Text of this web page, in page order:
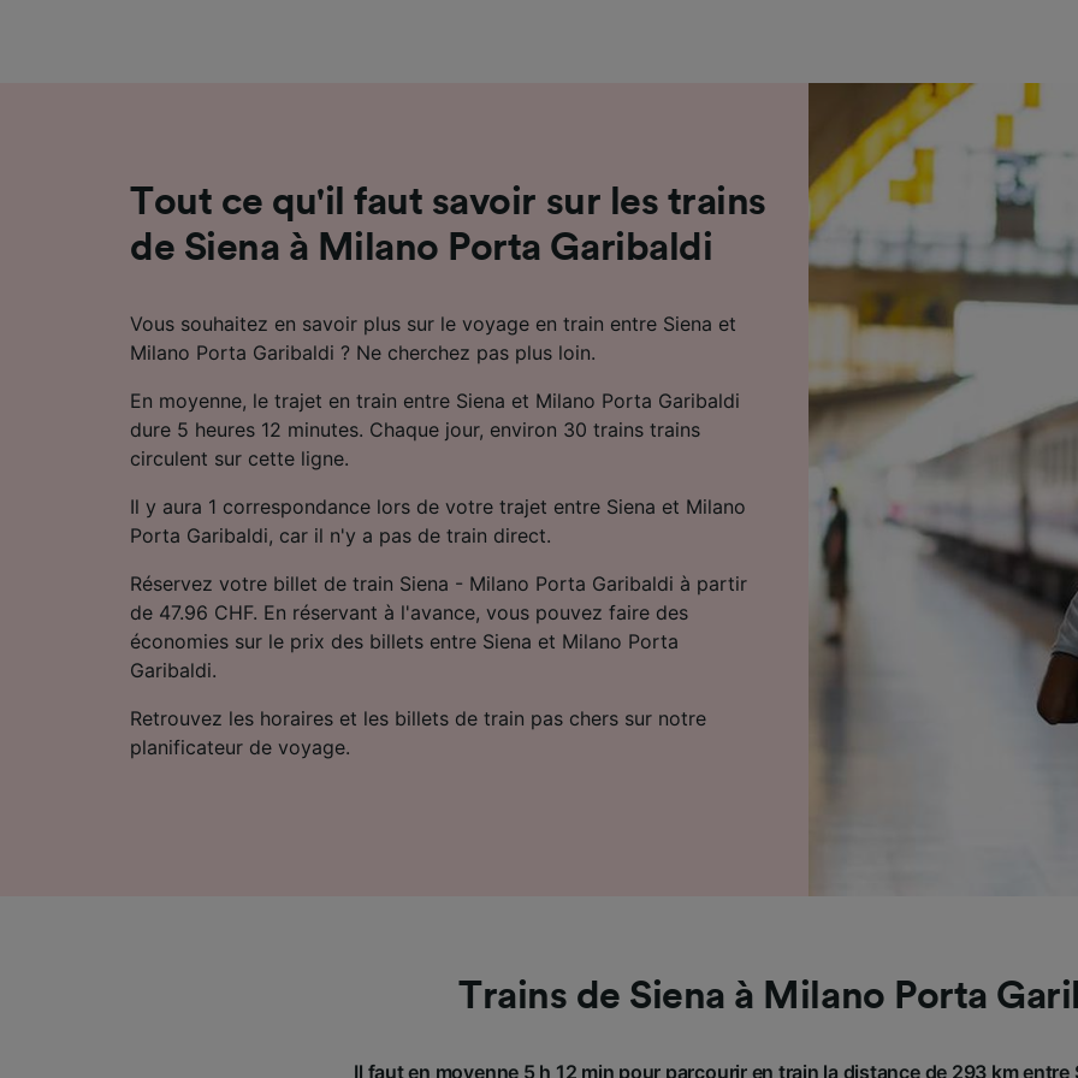
Tout ce qu'il faut savoir sur les trains
de Siena à Milano Porta Garibaldi
Vous souhaitez en savoir plus sur le voyage en train entre Siena et
Milano Porta Garibaldi ? Ne cherchez pas plus loin.
En moyenne, le trajet en train entre Siena et Milano Porta Garibaldi
dure 5 heures 12 minutes. Chaque jour, environ 30 trains trains
circulent sur cette ligne.
Il y aura 1 correspondance lors de votre trajet entre Siena et Milano
Porta Garibaldi, car il n'y a pas de train direct.
Réservez votre billet de train Siena - Milano Porta Garibaldi à partir
de 47.96 CHF. En réservant à l'avance, vous pouvez faire des
économies sur le prix des billets entre Siena et Milano Porta
Garibaldi.
Retrouvez les horaires et les billets de train pas chers sur notre
planificateur de voyage.
Trains de Siena à Milano Porta
Il faut en moyenne 5 h 12 min pour parcourir en train la distance de 293 km entre